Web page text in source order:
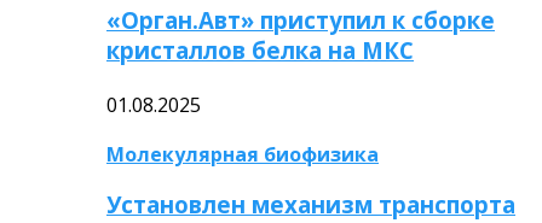
«Орган.Авт» приступил к сборке
кристаллов белка на МКС
01.08.2025
Молекулярная биофизика
Установлен механизм транспорта